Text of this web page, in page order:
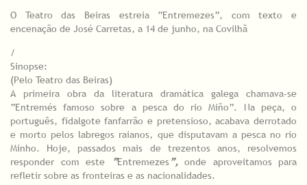
O Teatro das Beiras estreia “Entremezes”, com texto e
encenação de José Carretas, a 14 de junho, na Covilhã
/
Sinopse:
(Pelo Teatro das Beiras)
A primeira obra da literatura dramática galega chamava-se
“Entremés famoso sobre a pesca do rio Miño”. Na peça, o
português, fidalgote fanfarrão e pretensioso, acabava derrotado
e morto pelos labregos raianos, que disputavam a pesca no rio
Minho. Hoje, passados mais de trezentos anos, resolvemos
responder com este
“Entremezes ”,onde aproveitamos para
refletir sobre as fronteiras e as nacionalidades.